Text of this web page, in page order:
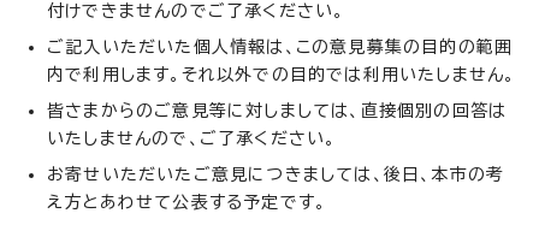
付けできませんのでご了承ください。
ご記入いただいた個人情報は、この意見募集の目的の範囲
内で利用します。それ以外での目的では利用いたしません。
皆さまからのご意見等に対しましては、直接個別の回答は
いたしませんので、ご了承ください。
お寄せいただいたご意見につきましては、後日、本市の考
え方とあわせて公表する予定です。